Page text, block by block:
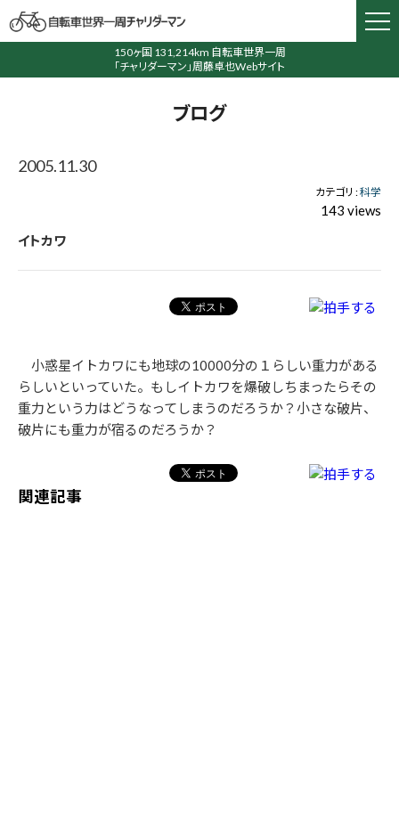
150ヶ国 131,214km 自転車世界一周
「チャリダーマン」周藤卓也Webサイト
ブログ
2005.11.30
カテゴリ :科学
143 views
イトカワ
小惑星イトカワにも地球の10000分の１らしい重力がある
らしいといっていた。もしイトカワを爆破しちまったらその
重力という力はどうなってしまうのだろうか？小さな破片、
破片にも重力が宿るのだろうか？
関連記事